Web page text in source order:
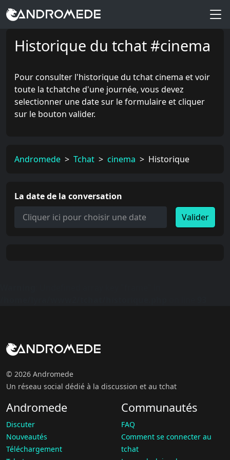
Historique du tchat #cinema
Pour consulter l'historique du tchat cinema et voir
toute la tchatche d'une journée, vous devez
selectionner une date sur le formulaire et cliquer
sur le bouton valider.
Andromede > Tchat > cinema > Historique
La date de la conversation
Valider
© 2026 Andromede
Un réseau social dédié à la discussion et au tchat
Andromede
Discuter
Nouveautés
Téléchargement
Communautés
FAQ
Comment se connecter au
tchat